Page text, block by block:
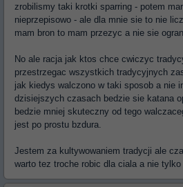
zrobilismy taki krotki sparring - potem
nieprzepisowo - ale dla mnie sie to nie
mam bron to mam przezyc a nie sie
No ale racja jak ktos chce cwiczyc
przestrzegac wszystkich tradycyjnych
jak kiedys walczono w taki sposob a nie
dzisiejszych czasach bedzie sie katana
bedzie mniej skuteczny od tego
jest po prostu bzdura.
Jestem za kultywowaniem tradycji ale
warto tez troche robic dla ciala a nie tylko